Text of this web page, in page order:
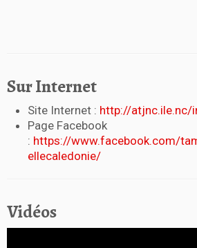
Sur Internet
Site Internet : http://atjnc.ile.nc/
Page Facebook
: https://www.facebook.com/
ellecaledonie/
Vidéos